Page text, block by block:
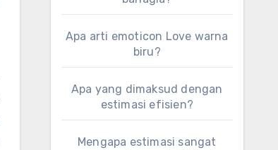
Apa arti emoticon Love warna
biru?
Apa yang dimaksud dengan
estimasi efisien?
Mengapa estimasi sangat